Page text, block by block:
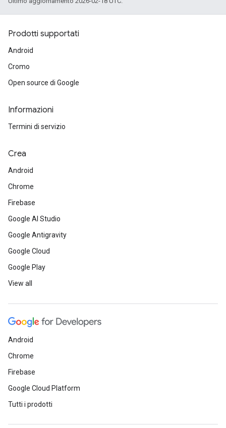
Prodotti supportati
Android
Cromo
Open source di Google
Informazioni
Termini di servizio
Crea
Android
Chrome
Firebase
Google AI Studio
Google Antigravity
Google Cloud
Google Play
View all
Android
Chrome
Firebase
Google Cloud Platform
Tutti i prodotti